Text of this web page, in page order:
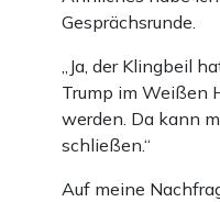
Gesprächsrunde.
„Ja, der Klingbeil
Trump im Weißen
werden. Da kann
schließen.“
Auf meine